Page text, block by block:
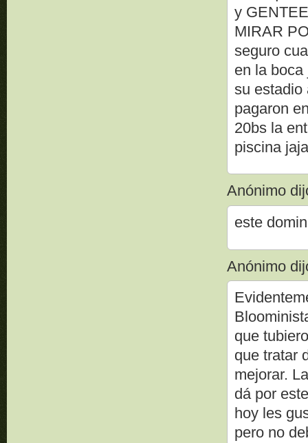
y
MIRAR
seguro
en la
su estadio
pagaron
20bs la
piscina
Anónimo
este
Anónimo
que
que tratar
mejorar.
dá por
hoy les
pero no